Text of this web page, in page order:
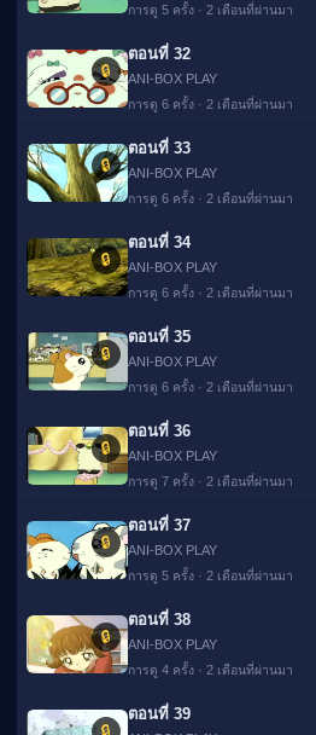
การดู 5 ครั้ง · 2 เดือนที่ผ่านมา
🔒
ตอนที่ 32
ANI-BOX PLAY
การดู 6 ครั้ง · 2 เดือนที่ผ่านมา
🔒
ตอนที่ 33
ANI-BOX PLAY
การดู 6 ครั้ง · 2 เดือนที่ผ่านมา
🔒
ตอนที่ 34
ANI-BOX PLAY
การดู 6 ครั้ง · 2 เดือนที่ผ่านมา
🔒
ตอนที่ 35
ANI-BOX PLAY
การดู 6 ครั้ง · 2 เดือนที่ผ่านมา
🔒
ตอนที่ 36
ANI-BOX PLAY
การดู 7 ครั้ง · 2 เดือนที่ผ่านมา
🔒
ตอนที่ 37
ANI-BOX PLAY
การดู 5 ครั้ง · 2 เดือนที่ผ่านมา
🔒
ตอนที่ 38
ANI-BOX PLAY
การดู 4 ครั้ง · 2 เดือนที่ผ่านมา
🔒
ตอนที่ 39